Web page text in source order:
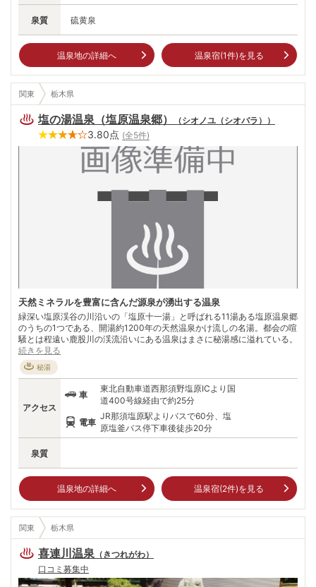
泉質 硫黄泉
温泉地の詳細へ 温泉宿(1件)を見る
関東 栃木県
塩の湯温泉（塩原温泉郷） （シオノユ（シオバラ） ）
3.80点 (全5件)
天然ミネラルを豊富に含んだ源泉が湧出する温泉
緑深い塩原渓谷の川沿いの「塩原十一湯」と呼ばれる11湯ある塩原温泉郷
のうちの1つである、開湯約1200年の天然温泉かけ流しの名湯。都会の喧
騒とは程遠い鹿股川の渓流沿いにある温泉はまさに秘湯感に溢れている。
続きを見る
秘湯
泉質
アクセス
車
東北自動車道西那須野塩原ICより国
道400号線経由で約25分
電車
JR那須塩原駅よりバスで60分、塩
原塩釜バス停下車後徒歩20分
温泉地の詳細へ 温泉宿(2件)を見る
関東 栃木県
喜連川温泉 （ きつれがわ）
口コミ募集中